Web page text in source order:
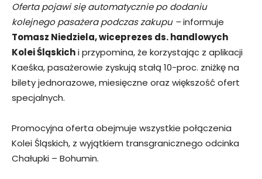
Oferta pojawi się automatycznie po dodaniu
kolejnego pasażera podczas zakupu –informuje
Tomasz Niedziela, wiceprezes ds. handlowych
Kolei Śląskichi przypomina, że korzystając z aplikacji
Kaeśka, pasażerowie zyskują stałą 10-proc. zniżkę na
bilety jednorazowe, miesięczne oraz większość ofert
specjalnych.
Promocyjna oferta obejmuje wszystkie połączenia
Kolei Śląskich, z wyjątkiem transgranicznego odcinka
Chałupki – Bohumin.